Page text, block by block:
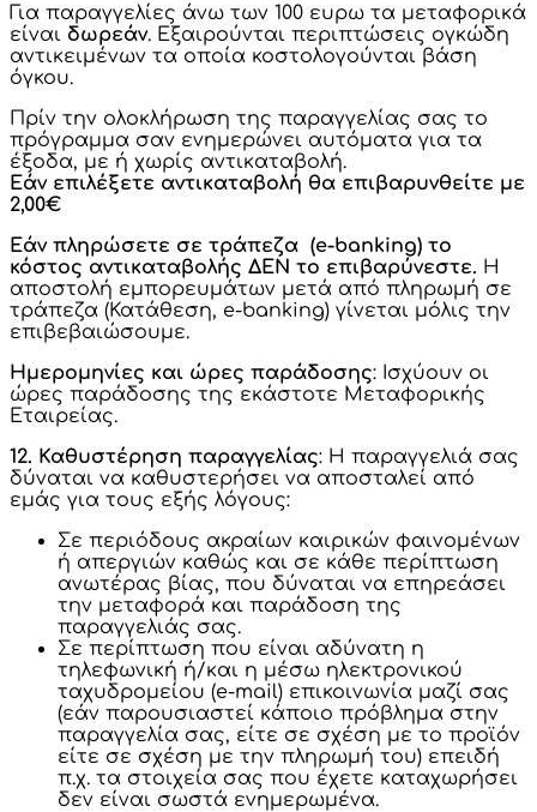
Για παραγγελίες άνω των 100 ευρω τα μεταφορικά
είναι δωρεάν. Εξαιρούνται περιπτώσεις ογκώδη
αντικειμένων τα οποία κοστολογούνται βάση
όγκου.
Πρίν την ολοκλήρωση της παραγγελίας σας το
πρόγραμμα σαν ενημερώνει αυτόματα για τα
έξοδα, με ή χωρίς αντικαταβολή.
Εάν επιλέξετε αντικαταβολή θα επιβαρυνθείτε με
2,00€
Εάν πληρώσετε σε τράπεζα (e-banking) το
κόστος αντικαταβολής ΔΕΝ το επιβαρύνεστε. Η
αποστολή εμπορευμάτων μετά από πληρωμή σε
τράπεζα (Κατάθεση, e-banking) γίνεται μόλις την
επιβεβαιώσουμε.
Ημερομηνίες και ώρες παράδοσης: Ισχύουν οι
ώρες παράδοσης της εκάστοτε Μεταφορικής
Εταιρείας.
12. Καθυστέρηση παραγγελίας: Η παραγγελιά σας
δύναται να καθυστερήσει να αποσταλεί από
εμάς για τους εξής λόγους:
Σε περιόδους ακραίων καιρικών φαινομένων
ή απεργιών καθώς και σε κάθε περίπτωση
ανωτέρας βίας, που δύναται να επηρεάσει
την μεταφορά και παράδοση της
παραγγελιάς σας.
Σε περίπτωση που είναι αδύνατη η
τηλεφωνική ή/και η μέσω ηλεκτρονικού
ταχυδρομείου (e-mail) επικοινωνία μαζί σας
(εάν παρουσιαστεί κάποιο πρόβλημα στην
παραγγελία σας, είτε σε σχέση με το προϊόν
είτε σε σχέση με την πληρωμή του) επειδή
π.χ. τα στοιχεία σας που έχετε καταχωρήσει
δεν είναι σωστά ενημερωμένα.